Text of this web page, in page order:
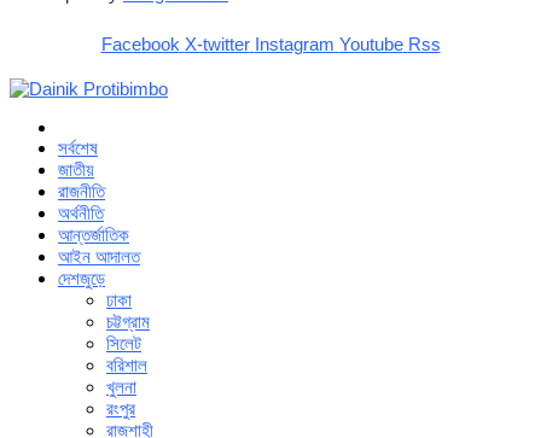
Facebook X-twitter Instagram Youtube Rss
সর্বশেষ
জাতীয়
রাজনীতি
অর্থনীতি
আন্তর্জাতিক
আইন আদালত
দেশজুড়ে
ঢাকা
চট্টগ্রাম
সিলেট
বরিশাল
খুলনা
রংপুর
রাজশাহী